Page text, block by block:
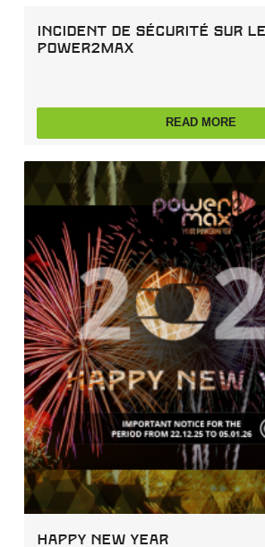
Incident de sécurité sur
power2max
READ MORE
Happy New Year